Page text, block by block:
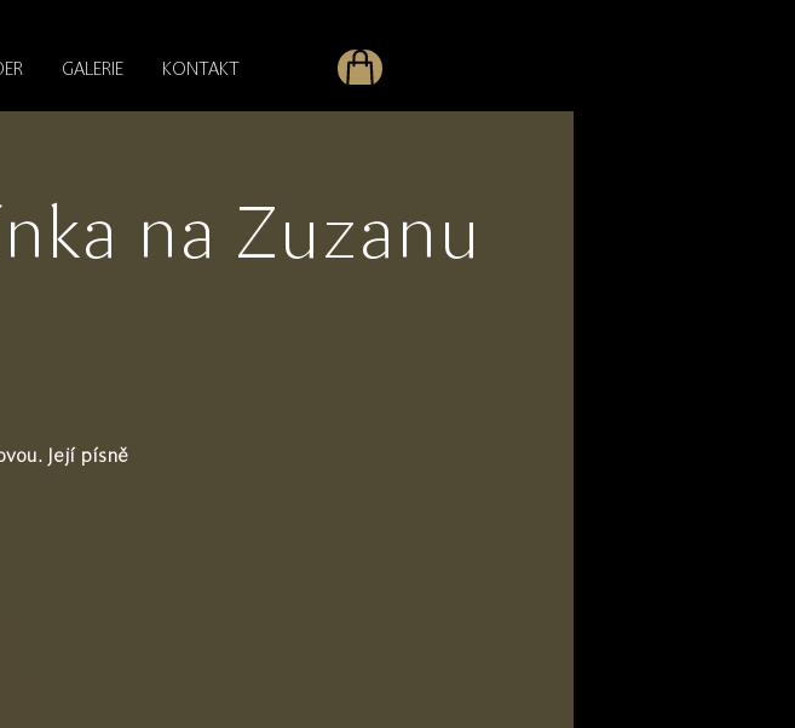
GALERIE KONTAKT
na Zuzanu
Její písně